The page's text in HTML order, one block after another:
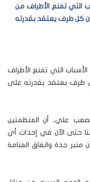
التي تمنع الأطراف من
كل طرف يعتقد بقدرته
التي تمنع الأطراف
طرف يعتقد بقدرته على
علي، أن المنظمتين
حتى الآن في إحداث أي
منبر جدة واتفاق المنامة